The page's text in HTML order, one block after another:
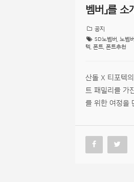
벰버」를 소
공지
SD노벰버
노벰버
텍 폰트 폰트추천
산돌 X 티포텍
트 패밀리를 가진
를 위한 여정을